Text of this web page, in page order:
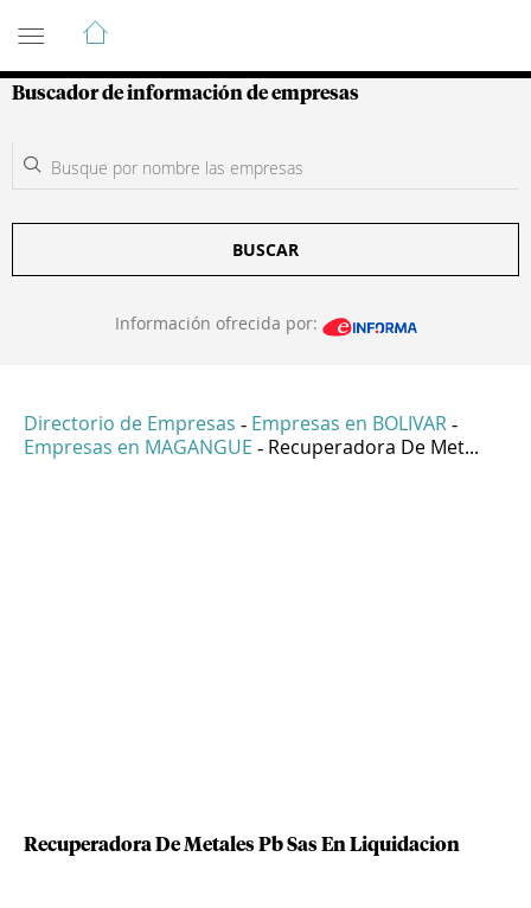
Guía de Empresas Colombianas
Buscador de información de empresas
BUSCAR
Información ofrecida por:
Directorio de Empresas - Empresas en BOLIVAR -
Empresas en MAGANGUE - Recuperadora De Met...
Recuperadora De Metales Pb Sas En Liquidacion